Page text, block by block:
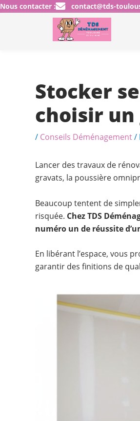
Aller
Nous contacter : contact@tds-
Stocker
choisir un
/ Conseils Déménagement/
Lancer des travaux de
gravats, la poussière
Beaucoup tentent de
risquée. Chez TDS
numéro un de réussite
En libérant l’espace, vous
garantir des finitions de